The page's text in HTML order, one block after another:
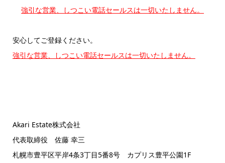
強引な営業、しつこい電話セールスは一切いたしません。
安心してご登録ください。
強引な営業、しつこい電話セールスは一切いたしません。
Akari Estate株式会社
代表取締役 佐藤 幸三
札幌市豊平区平岸4条3丁目5番8号 カプリス豊平公園1F